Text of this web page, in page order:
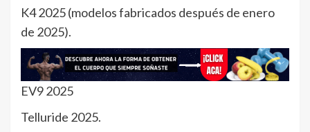
K4 2025 (modelos fabricados después de enero
de 2025).
EV9 2025
Telluride 2025.